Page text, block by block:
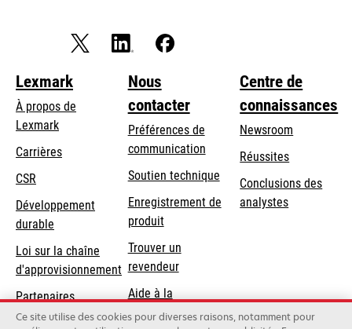
Lexmark
À propos de
Lexmark
Carrières
CSR
Développement
durable
Loi sur la chaîne
d'approvisionnement
Partenaires
Lexmark
Nous
contacter
Préférences de
communication
s’ouvre
dans
un
nouvel
onglet
Soutien techniques’ouvre
dans
un
Enregistrement de
produit
Trouver un
revendeur
Aide à la
Commande
Centre de
connaissances
Newsroom
Réussites
Conclusions des
analystes
Ce site utilise des cookies pour diverses raisons, notamment pour